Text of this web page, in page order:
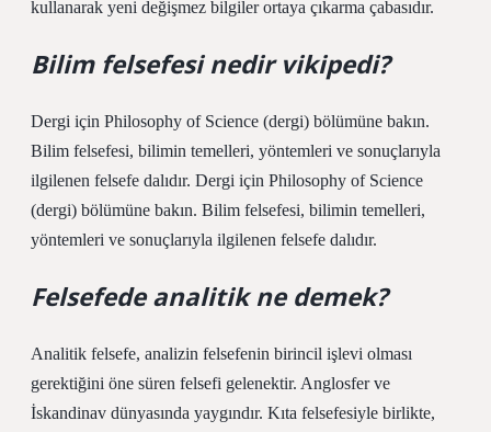
kullanarak yeni değişmez bilgiler ortaya çıkarma çabasıdır.
Bilim felsefesi nedir vikipedi?
Dergi için Philosophy of Science (dergi) bölümüne bakın.
Bilim felsefesi, bilimin temelleri, yöntemleri ve sonuçlarıyla
ilgilenen felsefe dalıdır. Dergi için Philosophy of Science
(dergi) bölümüne bakın. Bilim felsefesi, bilimin temelleri,
yöntemleri ve sonuçlarıyla ilgilenen felsefe dalıdır.
Felsefede analitik ne demek?
Analitik felsefe, analizin felsefenin birincil işlevi olması
gerektiğini öne süren felsefi gelenektir. Anglosfer ve
İskandinav dünyasında yaygındır. Kıta felsefesiyle birlikte,